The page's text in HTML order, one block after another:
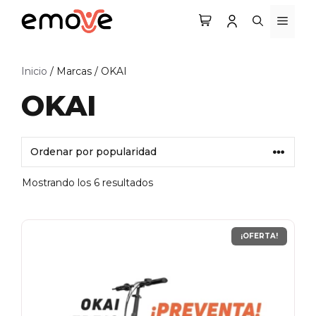
Inicio / Marcas / OKAI
OKAI
Mostrando los 6 resultados
¡OFERTA!